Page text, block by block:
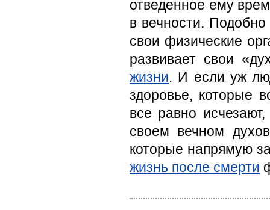
отведенное ему
в вечности.
свои физические
развивает свои
жизни. И если уж
здоровье, которые
все равно
своем вечном
которые напрямую
жизнь после смерти